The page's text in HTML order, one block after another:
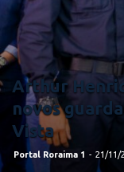
Arthur
novos
Vista
Portal Roraima 1 - 21/11/